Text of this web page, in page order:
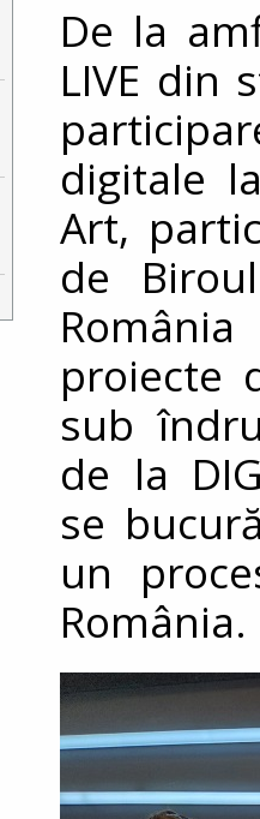
De la
LIVE din
digitale
Art,
de
proiecte
sub
de la
se
un
România.